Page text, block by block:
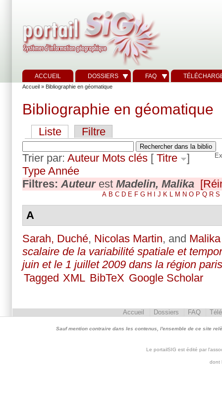
ACCUEIL DOSSIERS FAQ
Accueil » Bibliographie en géomatique
Bibliographie en géomatique
Liste Filtre
Trier par: Auteur Mots clés [ Titre
]
Type Année
Filtres:Auteurest Madelin, Malika
A B C D E F G H J K L M N O P Q R S
A
Sarah, Duché, Nicolas Martin, and
scalaire de la variabilité spatiale et
juin et le 1 juillet 2009 dans la région
Tagged XML BibTeX Google Scholar
Accueil Dossiers FAQ
Sauf mention contraire dans les contenus, l'ensemble de ce site
Le portailSIG est édité par
dont